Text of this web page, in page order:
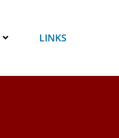
LINKS